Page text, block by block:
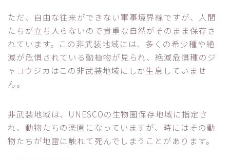
ただ、自由な往来ができない軍事境界線ですが、人間
たちが立ち入らないので貴重な自然がそのまま保存さ
れています。この非武装地域には、多くの希少種や絶
滅が危惧されている動植物が見られ、絶滅危惧種のジ
ャコウジカはこの非武装地域にしか生息していませ
ん。
非武装地域は、UNESCOの生物圏保存地域に指定さ
れ、動物たちの楽園になっていますが、時にはその動
物たちが地雷に触れて死んでしまうことがあります。